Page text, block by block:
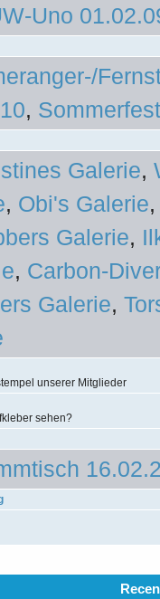
Uno
,
Galerie,
, Obi's Galerie
Galerie,
, Carbon-
Galerie,
unserer Mitglieder
sehen?